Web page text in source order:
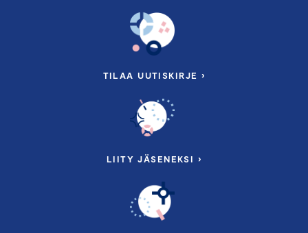
TILAA UUTISKIRJE ›
LIITY JÄSENEKSI ›